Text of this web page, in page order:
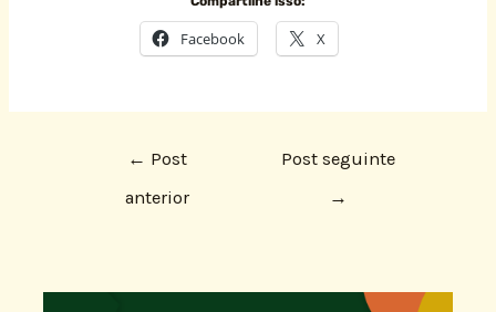
Facebook X
← Post
anterior
Post seguinte
→